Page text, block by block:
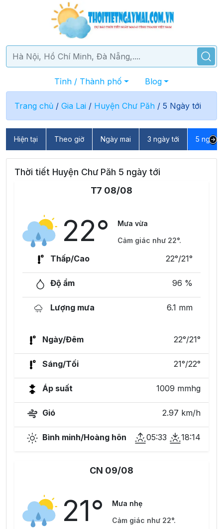
Tỉnh / Thành phố Blog
Trang chủ / Gia Lai / Huyện Chư Păh / 5 Ngày tới
Hiện tại Theo giờ Ngày mai 3 ngày tới 5 ngày
Thời tiết Huyện Chư Păh 5 ngày tới
T7 08/08
22°
Mưa vừa
Cảm giác như 22°.
Thấp/Cao 22°/21°
Độ ẩm 96 %
Lượng mưa 6.1 mm
Ngày/Đêm 22°/21°
Sáng/Tối 21°/22°
Áp suất 1009 mmhg
Gió 2.97 km/h
Bình minh/Hoàng hôn 05:33 18:14
CN 09/08
21°
Mưa nhẹ
Cảm giác như 22°.